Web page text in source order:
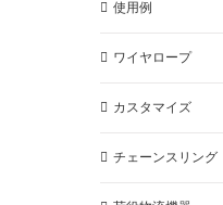
使用例
ワイヤロープ
カスタマイズ
チェーンスリング